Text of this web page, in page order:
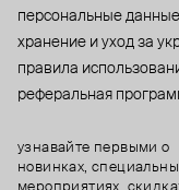
персональные данные
хранение и уход за
правила
реферальная
узнавайте первыми о
новинках,
мероприятиях,